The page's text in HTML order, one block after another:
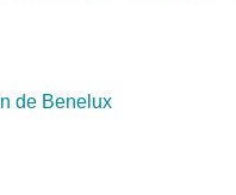
de Benelux